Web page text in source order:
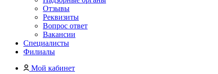
Отзывы
Реквизиты
Вопрос ответ
Вакансии
Специалисты
Филиалы
Мой кабинет